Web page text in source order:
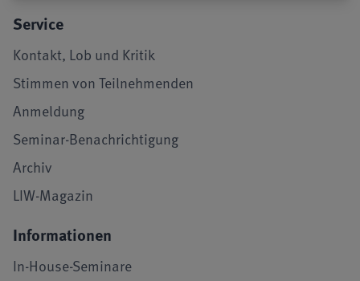
Service
Kontakt, Lob und Kritik
Stimmen von Teilnehmenden
Anmeldung
Seminar-Benachrichtigung
Archiv
LIW-Magazin
Informationen
In-House-Seminare